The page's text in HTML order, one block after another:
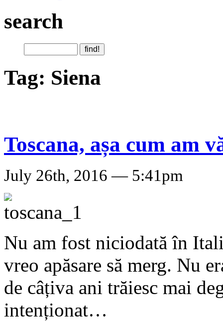
search
Tag: Siena
Toscana, așa cum am
July 26th, 2016 — 5:41pm
Nu am fost niciodată în
vreo apăsare să merg. Nu
de câțiva ani trăiesc mai
intenționat…